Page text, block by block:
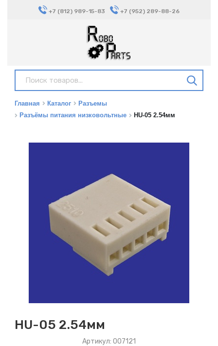
+7 (812) 989-15-83 +7 (952) 289-88-26
Главная Каталог
Разъемы
Разъёмы питания низковольтные
HU-05 2.54мм
HU-05 2.54мм
Артикул: 007121